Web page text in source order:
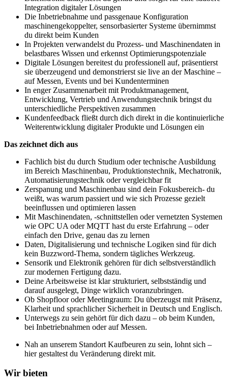
Integration digitaler Lösungen
Die Inbetriebnahme und passgenaue Konfiguration
maschinengekoppelter, sensorbasierter Systeme übernimmst
du direkt beim Kunden
In Projekten verwandelst du Prozess‑ und Maschinendaten in
belastbares Wissen und erkennst Optimierungspotenziale
Digitale Lösungen bereitest du professionell auf, präsentierst
sie überzeugend und demonstrierst sie live an der Maschine –
auf Messen, Events und bei Kundenterminen
In enger Zusammenarbeit mit Produktmanagement,
Entwicklung, Vertrieb und Anwendungstechnik bringst du
unterschiedliche Perspektiven zusammen
Kundenfeedback fließt durch dich direkt in die kontinuierliche
Weiterentwicklung digitaler Produkte und Lösungen ein
Das zeichnet dich aus
Fachlich bist du durch Studium oder technische Ausbildung
im Bereich Maschinenbau, Produktionstechnik, Mechatronik,
Automatisierungstechnik oder vergleichbar fit
Zerspanung und Maschinenbau sind dein Fokusbereich- du
weißt, was warum passiert und wie sich Prozesse gezielt
beeinflussen und optimieren lassen
Mit Maschinendaten, -schnittstellen oder vernetzten Systemen
wie OPC UA oder MQTT hast du erste Erfahrung – oder
einfach den Drive, genau das zu lernen
Daten, Digitalisierung und technische Logiken sind für dich
kein Buzzword‑Thema, sondern tägliches Werkzeug.
Sensorik und Elektronik gehören für dich selbstverständlich
zur modernen Fertigung dazu.
Deine Arbeitsweise ist klar strukturiert, selbstständig und
darauf ausgelegt, Dinge wirklich voranzubringen.
Ob Shopfloor oder Meetingraum: Du überzeugst mit Präsenz,
Klarheit und sprachlicher Sicherheit in Deutsch und Englisch.
Unterwegs zu sein gehört für dich dazu – ob beim Kunden,
bei Inbetriebnahmen oder auf Messen.
Nah an unserem Standort Kaufbeuren zu sein, lohnt sich –
hier gestaltest du Veränderung direkt mit.
Wir bieten